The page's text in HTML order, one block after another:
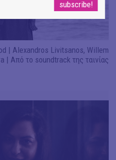
| Alexandros Livitsanos, Willem
| Από το soundtrack της ταινίας